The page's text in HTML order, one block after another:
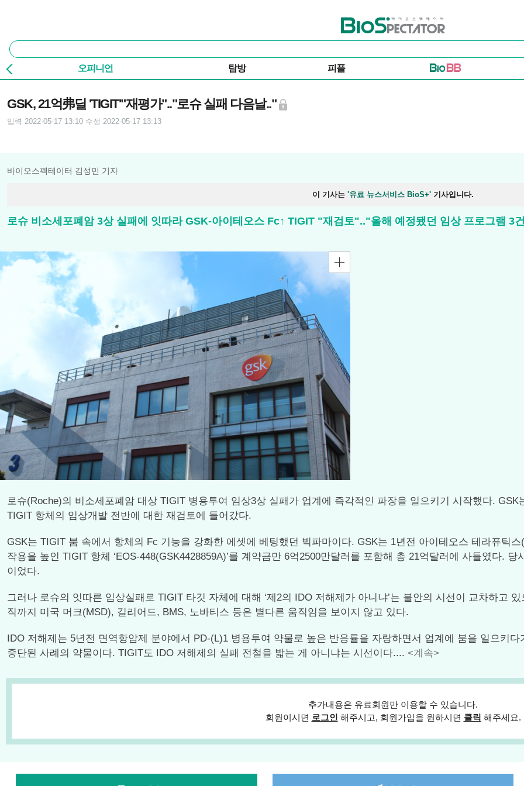
바이오스펙테이터
통
합
검
색
오피니언 탐방 피플
GSK, 21억弗딜 'TIGIT'"재평가".."로슈 실패 다음날.."
입력 2022-05-17 13:10 수정 2022-05-17 13:13
바이오스펙테이터 김성민 기자
이 기사는 '유료 뉴스서비스 BioS+' 기사입니다.
로슈 비소세포폐암 3상 실패에 잇따라 GSK-아이테오스 Fc↑ TIGIT "재검토".."올해 예정됐던 임상 프로그램 3
로슈(Roche)의 비소세포폐암 대상 TIGIT 병용투여 임상3상 실패가 업계에 즉각적인 파장을 일으키기 시작했다.
TIGIT 항체의 임상개발 전반에 대한 재검토에 들어갔다.
GSK는 TIGIT 붐 속에서 항체의 Fc 기능을 강화한 에셋에 베팅했던 빅파마이다. GSK는 1년전 아이테오스 테라퓨틱
작용을 높인 TIGIT 항체 ‘EOS-448(GSK4428859A)’를 계약금만 6억2500만달러를 포함해 총 21억달러에 사들였다.
이었다.
그러나 로슈의 잇따른 임상실패로 TIGIT 타깃 자체에 대해 ‘제2의 IDO 저해제가 아니냐’는 불안의 시선이 교차하고
직까지 미국 머크(MSD), 길리어드, BMS, 노바티스 등은 별다른 움직임을 보이지 않고 있다.
IDO 저해제는 5년전 면역항암제 분야에서 PD-(L)1 병용투여 약물로 높은 반응률을 자랑하면서 업계에 붐을 일으키
중단된 사례의 약물이다. TIGIT도 IDO 저해제의 실패 전철을 밟는 게 아니냐는 시선이다.... <계속>
추가내용은 유료회원만 이용할 수 있습니다.
회원이시면 로그인 해주시고, 회원가입을 원하시면 클릭 해주세요.